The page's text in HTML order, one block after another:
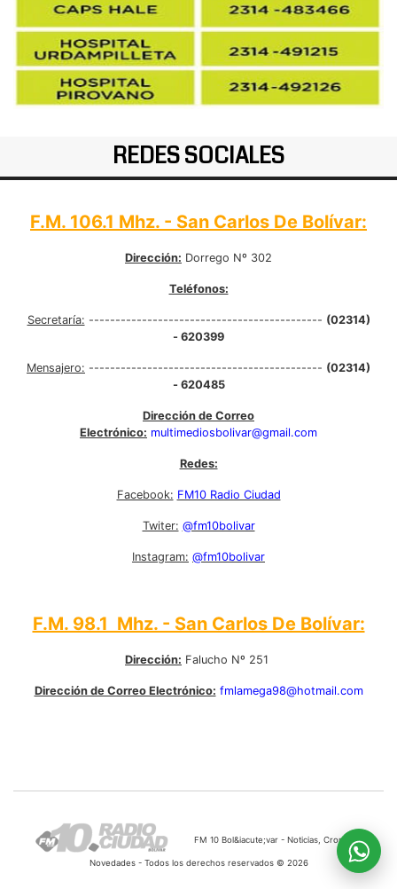
REDES SOCIALES
F.M. 106.1 Mhz. - San Carlos De Bolívar:
Dirección: Dorrego Nº 302
Teléfonos:
Secretaría: -------------------------------------------- (02314)
- 620399
Mensajero: -------------------------------------------- (02314)
- 620485
Dirección de Correo
Electrónico: multimediosbolivar@gmail.com
Redes:
Facebook: FM10 Radio Ciudad
Twiter: @fm10bolivar
Instagram: @fm10bolivar
F.M. 98.1 Mhz. - San Carlos De Bolívar:
Dirección: Falucho Nº 251
Dirección de Correo Electrónico: fmlamega98@hotmail.com
FM 10 Bol&iacute;var - Noticias, Cronicas,
Novedades - Todos los derechos reservados © 2026